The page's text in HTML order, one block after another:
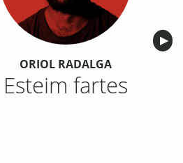
▶︎
ORIOL RADALGA
Esteim fartes